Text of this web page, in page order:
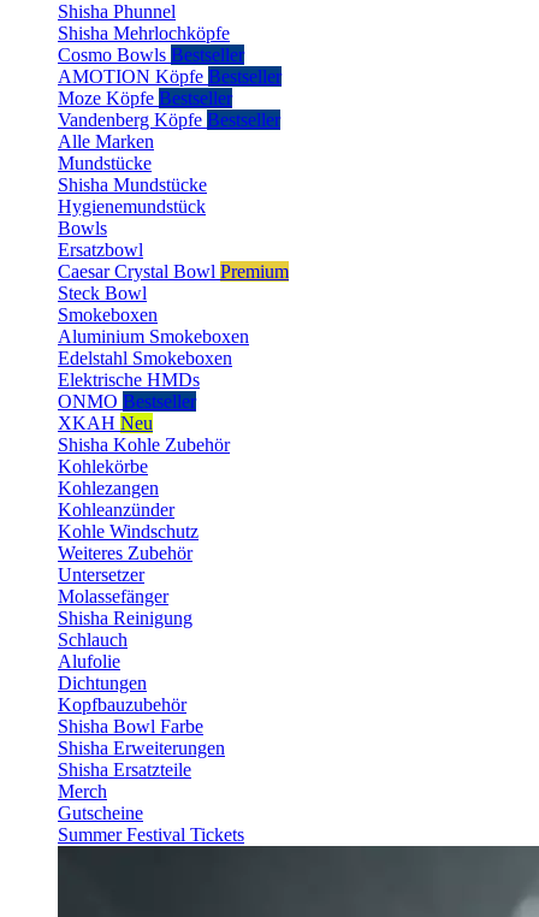
Shisha Phunnel
Shisha Mehrlochköpfe
Cosmo Bowls Bestseller
AMOTION Köpfe Bestseller
Moze Köpfe Bestseller
Vandenberg Köpfe Bestseller
Alle Marken
Mundstücke
Shisha Mundstücke
Hygienemundstück
Bowls
Ersatzbowl
Caesar Crystal Bowl Premium
Steck Bowl
Smokeboxen
Aluminium Smokeboxen
Edelstahl Smokeboxen
Elektrische HMDs
ONMO Bestseller
XKAH Neu
Shisha Kohle Zubehör
Kohlekörbe
Kohlezangen
Kohleanzünder
Kohle Windschutz
Weiteres Zubehör
Untersetzer
Molassefänger
Shisha Reinigung
Schlauch
Alufolie
Dichtungen
Kopfbauzubehör
Shisha Bowl Farbe
Shisha Erweiterungen
Shisha Ersatzteile
Merch
Gutscheine
Summer Festival Tickets